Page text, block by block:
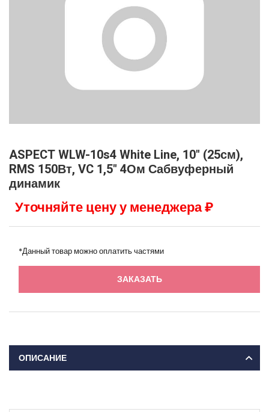
ASPECT WLW-10s4 White Line, 10" (25см),
RMS 150Вт, VC 1,5" 4Ом Сабвуферный
динамик
Уточняйте цену у менеджера ₽
*Данный товар можно оплатить частями
ЗАКАЗАТЬ
ОПИСАНИЕ